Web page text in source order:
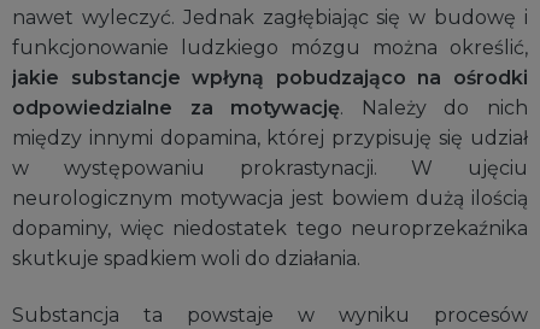
nawet wyleczyć. Jednak zagłębiając się w budowę i
funkcjonowanie ludzkiego mózgu można określić,
jakie substancje wpłyną pobudzająco na ośrodki
odpowiedzialne za motywację. Należy do nich
między innymi dopamina, której przypisuję się udział
w występowaniu prokrastynacji. W ujęciu
neurologicznym motywacja jest bowiem dużą ilością
dopaminy, więc niedostatek tego neuroprzekaźnika
skutkuje spadkiem woli do działania.
Substancja ta powstaje w wyniku procesów